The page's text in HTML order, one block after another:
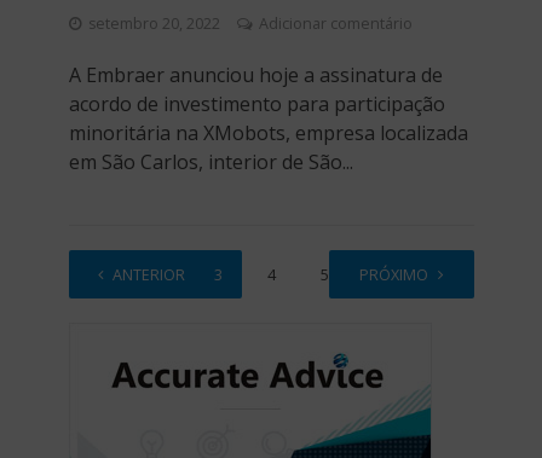
setembro 20, 2022 Adicionar comentário
A Embraer anunciou hoje a assinatura de
acordo de investimento para participação
minoritária na XMobots, empresa localizada
em São Carlos, interior de São...
ANTERIOR
1 2 3 4 5 … 39
PRÓXIMO